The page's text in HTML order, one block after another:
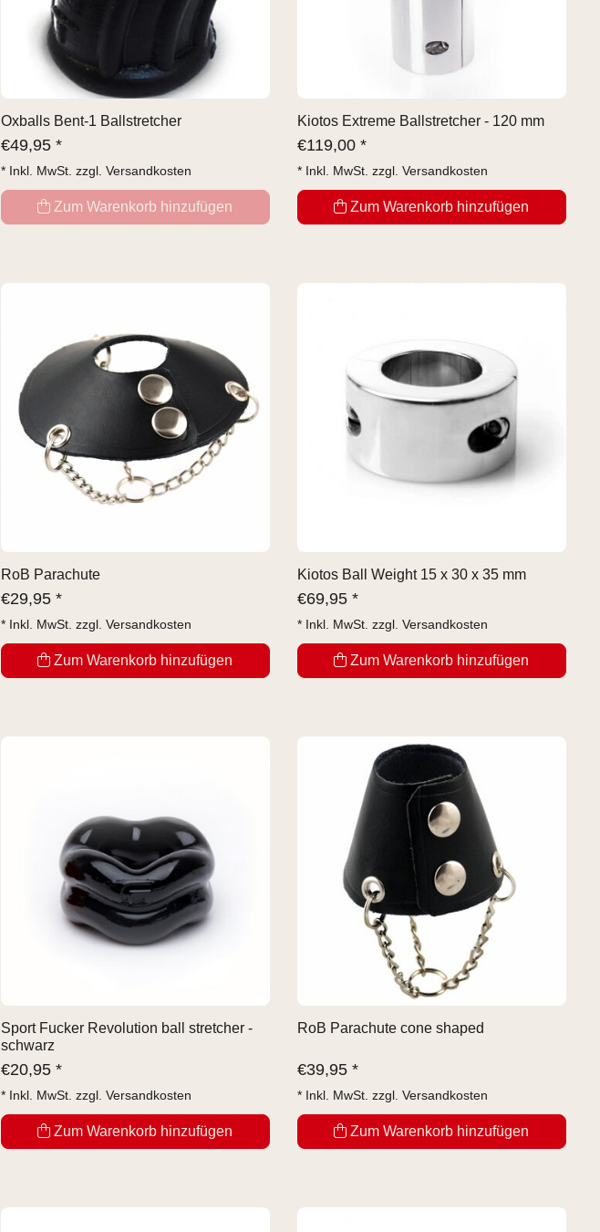
Oxballs Bent-1 Ballstretcher
€49,95 *
* Inkl. MwSt. zzgl. Versandkosten
Zum Warenkorb hinzufügen
Kiotos Extreme Ballstretcher - 120 mm
€119,00 *
* Inkl. MwSt. zzgl. Versandkosten
Zum Warenkorb hinzufügen
RoB Parachute
€29,95 *
* Inkl. MwSt. zzgl. Versandkosten
Zum Warenkorb hinzufügen
Kiotos Ball Weight 15 x 30 x 35 mm
€69,95 *
* Inkl. MwSt. zzgl. Versandkosten
Zum Warenkorb hinzufügen
Sport Fucker Revolution ball stretcher -
schwarz
€20,95 *
* Inkl. MwSt. zzgl. Versandkosten
Zum Warenkorb hinzufügen
RoB Parachute cone shaped
€39,95 *
* Inkl. MwSt. zzgl. Versandkosten
Zum Warenkorb hinzufügen